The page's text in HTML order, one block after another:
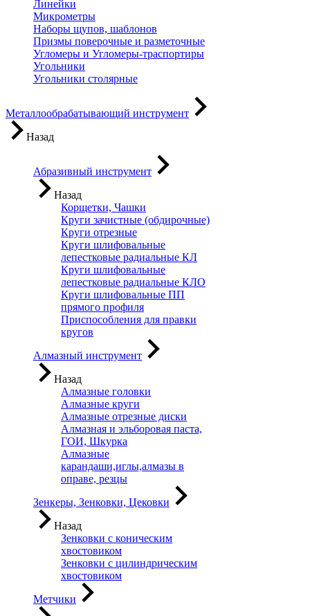
Линейки
Микрометры
Наборы щупов, шаблонов
Призмы поверочные и разметочные
Угломеры и Угломеры-траспортиры
Угольники
Угольники столярные
Металлообрабатывающий инструмент
Назад
Абразивный инструмент
Назад
Корщетки, Чашки
Круги зачистные (обдирочные)
Круги отрезные
Круги шлифовальные
лепестковые радиальные КЛ
Круги шлифовальные
лепестковые радиальные КЛО
Круги шлифовальные ПП
прямого профиля
Приспособления для правки
кругов
Алмазный инструмент
Назад
Алмазные головки
Алмазные круги
Алмазные отрезные диски
Алмазная и эльборовая паста,
ГОИ, Шкурка
Алмазные
карандаши,иглы,алмазы в
оправе, резцы
Зенкеры, Зенковки, Цековки
Назад
Зенковки с коническим
хвостовиком
Зенковки с цилиндрическим
хвостовиком
Метчики